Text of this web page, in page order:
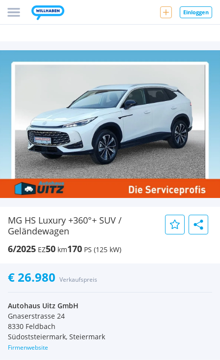
Einloggen
MG HS Luxury +360°+ SUV /
Geländewagen
6/2025 EZ50 km170 PS (125 kW)
€ 26.980 Verkaufspreis
Autohaus Uitz GmbH
Gnaserstrasse 24
8330 Feldbach
Südoststeiermark, Steiermark
Firmenwebsite